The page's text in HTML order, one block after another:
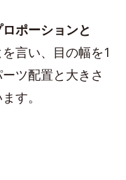
ポーションと
を言い、目の幅を1
ツ配置と大きさ
す。